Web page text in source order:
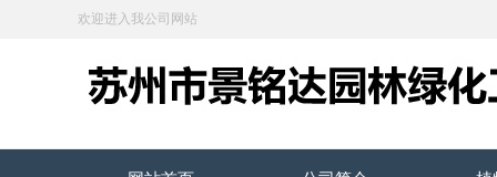
欢迎进入我公司网站